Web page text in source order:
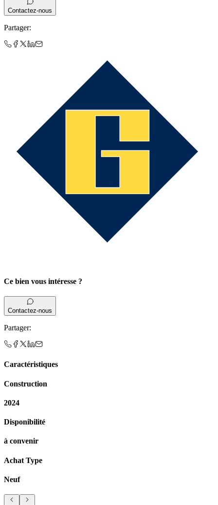
Contactez-nous
Partager:
Ce bien vous intéresse ?
Contactez-nous
Partager:
Caractéristiques
Construction
2024
Disponibilité
à convenir
Achat Type
Neuf